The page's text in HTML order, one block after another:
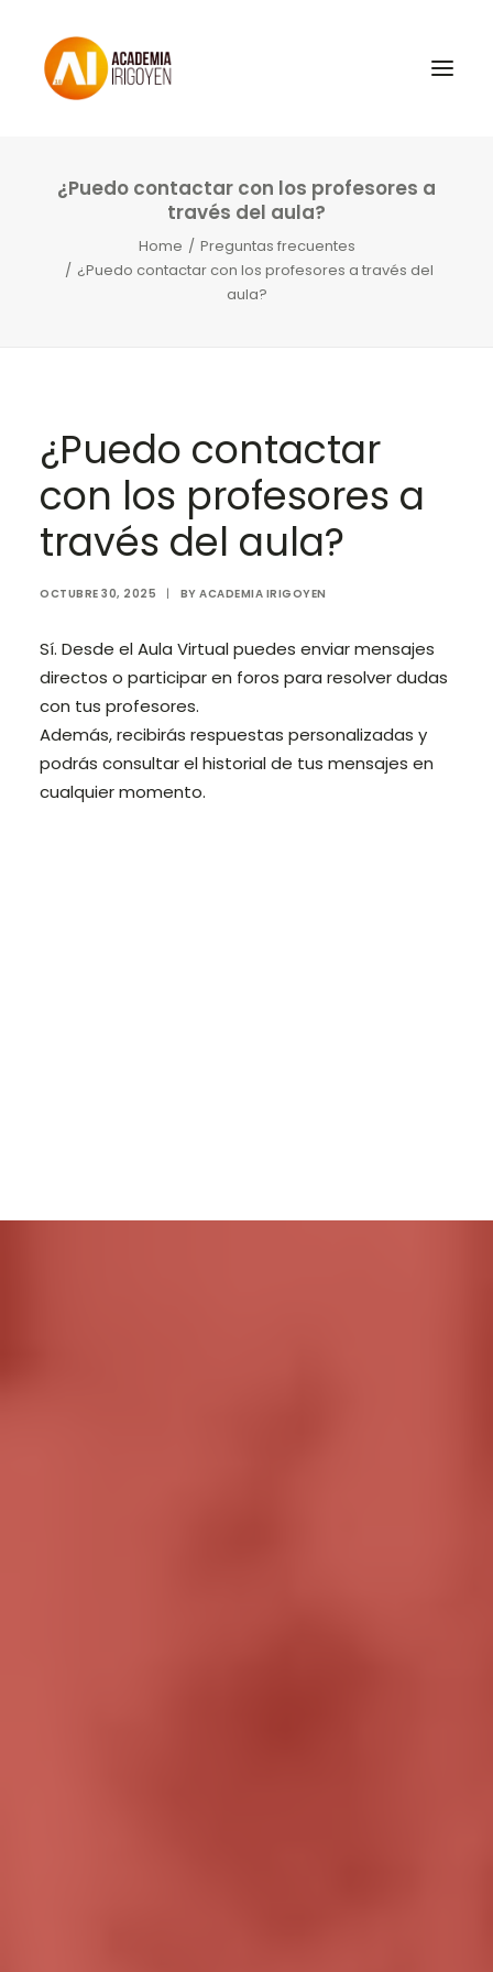
Oposiciones
Trabaja con nosotros
BuscaOpos 🔎
Aula virtual
Login / Register
¿Puedo contactar con los profesores a
través del aula?
Home
Preguntas frecuentes
¿Puedo contactar con los profesores a través del
aula?
¿Puedo contactar
con los profesores a
través del aula?
OCTUBRE 30, 2025 | BY ACADEMIA IRIGOYEN
Sí. Desde el Aula Virtual puedes enviar mensajes
directos o participar en foros para resolver dudas
con tus profesores.
Además, recibirás respuestas personalizadas y
podrás consultar el historial de tus mensajes en
cualquier momento.